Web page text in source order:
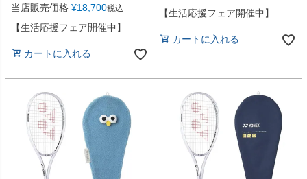
当店販売価格 ¥18,700税込
【生活応援フェア開催中】
カートに入れる
【生活応援フェア開催中】
カートに入れる